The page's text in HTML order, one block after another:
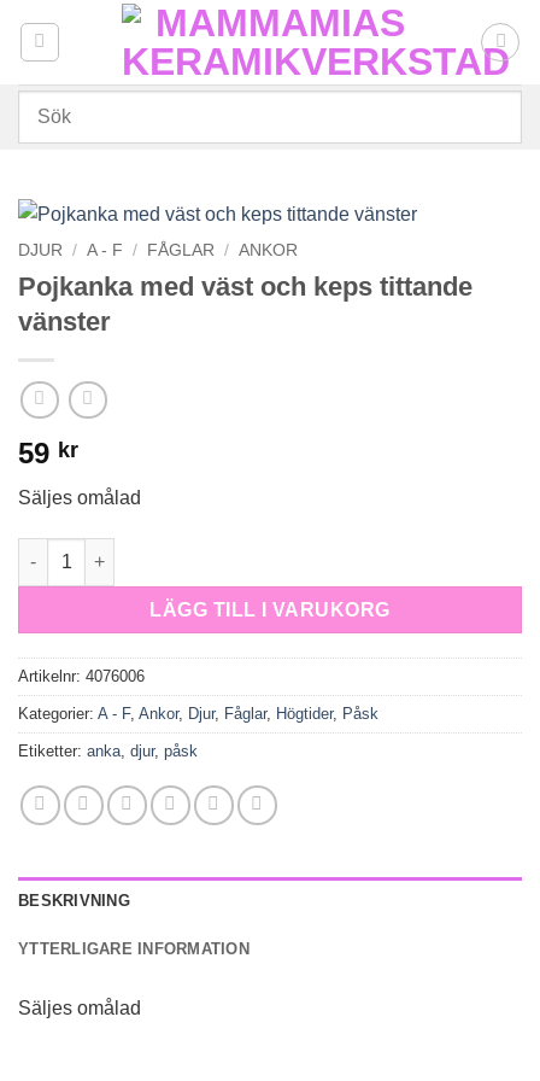
DJUR / A - F / FÅGLAR / ANKOR
Pojkanka med väst och keps tittande
vänster
59 kr
Säljes omålad
Pojkanka med väst och keps tittande vänster mängd
LÄGG TILL I VARUKORG
Artikelnr: 4076006
Kategorier: A - F, Ankor, Djur, Fåglar, Högtider, Påsk
Etiketter: anka, djur, påsk
BESKRIVNING
YTTERLIGARE INFORMATION
Säljes omålad